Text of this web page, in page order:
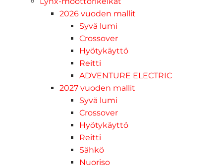
2026 vuoden mallit
Syvä lumi
Crossover
Hyötykäyttö
Reitti
ADVENTURE ELECTRIC
2027 vuoden mallit
Syvä lumi
Crossover
Hyötykäyttö
Reitti
Sähkö
Nuoriso